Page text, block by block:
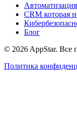
CRM которая
Блог
© 2026 AppStar. Все
Политика